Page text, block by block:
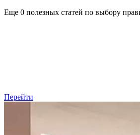
Еще 0 полезных статей по выбору
Перейти